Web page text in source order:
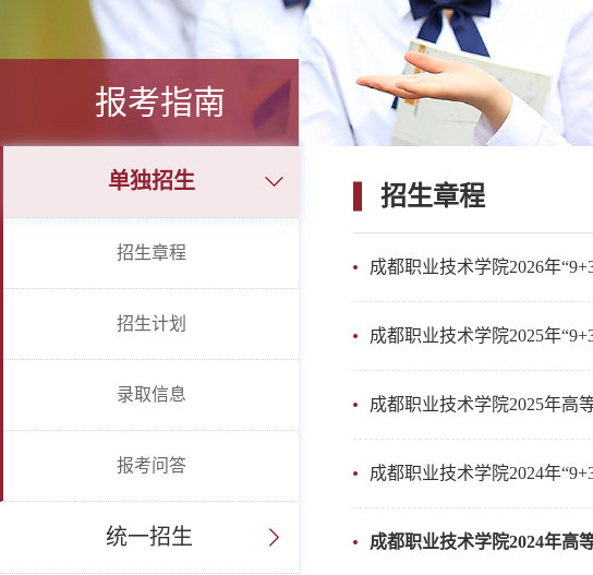
报考指南
单独招生
招生章程
招生计划
录取信息
报考问答
统一招生
招生章程
成都职业技术学院2026年
成都职业技术学院2025年
成都职业技术学院2025年高
成都职业技术学院2024年
成都职业技术学院2024年高